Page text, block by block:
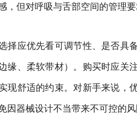
，但对呼吸与舌部空间的管理要
择应优先看可调节性、是否具
缘、柔软带材）。购买时应关
现舒适的约束。对新手来说，
因器械设计不当带来不可控的风